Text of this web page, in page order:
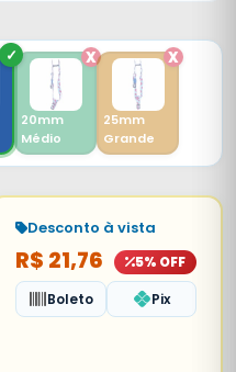
20mm
Médio
25mm
Grande
Desconto à vista
R$ 21,76
5% OFF
Boleto
Pix